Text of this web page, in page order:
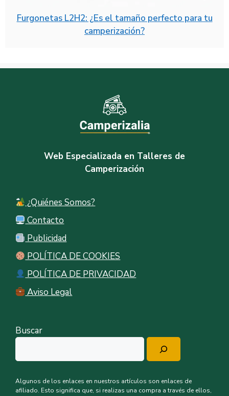
Furgonetas L2H2: ¿Es el tamaño perfecto para tu
camperización?
Web Especializada en Talleres de
Camperización
¿Quiénes Somos?
Contacto
Publicidad
POLÍTICA DE COOKIES
POLÍTICA DE PRIVACIDAD
Aviso Legal
Buscar
Algunos de los enlaces en nuestros artículos son enlaces de
afiliado. Esto significa que, si realizas una compra a través de ellos,